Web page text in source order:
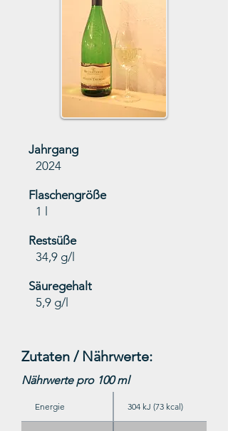
Jahrgang
2024
Flaschengröße
1 l
Restsüße
34,9 g/l
Säuregehalt
5,9 g/l
Zutaten / Nährwerte:
Nährwerte pro 100 ml
Energie 304 kJ (73 kcal)